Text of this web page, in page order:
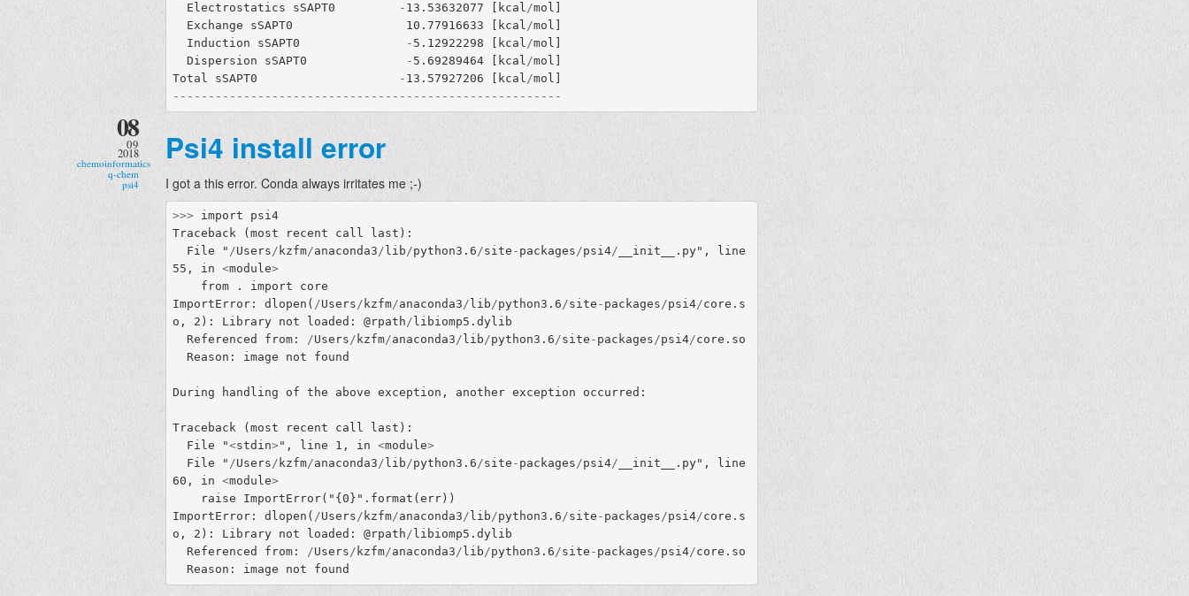
Electrostatics
sSAPT0 - 13 . 53632077 kcal/mol
Exchange
sSAPT0
                10
. 77916633 kcal/mol
Induction
sSAPT0 - 5 . 12922298 kcal/mol
Dispersion
sSAPT0 - 5 . 69289464 kcal/mol
Total
sSAPT0 - 13 . 57927206 kcal/mol
-------------------------------------------------------
08
09
2018
chemoinformatics
q-chem
psi4
Psi4 install error
I got a this error. Conda always irritates me ;-)
>>> import
psi4
Traceback
( most recent call last ):
File " /Users/ kzfm/anaconda3/ lib/python3 . 6/site - packages/psi4/ __init__ . py" ,
line
55 , in <module>
from
. import
core
ImportError: dlopen ( /Users/ kzfm/anaconda3/ lib/python3 . 6/site - packages/psi4/core . s
o , 2 ): Library not loaded : @rpath/ libiomp5 . dylib
Referenced
from: /Users/ kzfm/anaconda3/ lib/python3 . 6/site - packages/psi4/core . so
Reason : image not found
During handling of the above exception , another exception occurred :
Traceback ( most recent call last ):
File "<stdin> " , line 1 , in <module>
File " /Users/ kzfm/anaconda3/ lib/python3 . 6/site - packages/psi4/ __init__ . py" ,
line
60 , in <module>
raise
ImportError( " { 0 } " . format ( err))
ImportError: dlopen ( /Users/ kzfm/anaconda3/ lib/python3 . 6/site - packages/psi4/core . s
o , 2 ): Library not loaded : @rpath/ libiomp5 . dylib
Referenced
from: /Users/ kzfm/anaconda3/ lib/python3 . 6/site - packages/psi4/core . so
Reason : image not found